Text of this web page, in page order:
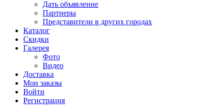
Дать объявление
Партнеры
Представители в других городах
Каталог
Скидки
Галерея
Фото
Видео
Доставка
Мои заказы
Войти
Регистрация